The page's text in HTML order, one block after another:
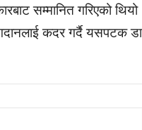
सम्मानित गरिएको
कदर गर्दै यसपटक